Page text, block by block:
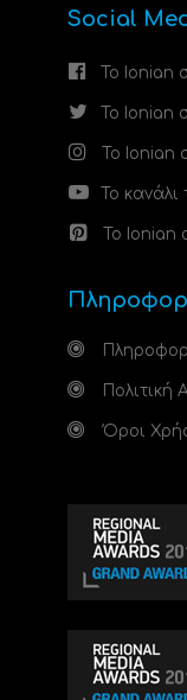
Social
Το Ionian
Το Ionian
Το Ionian
Το
Το Ionian
Όροι